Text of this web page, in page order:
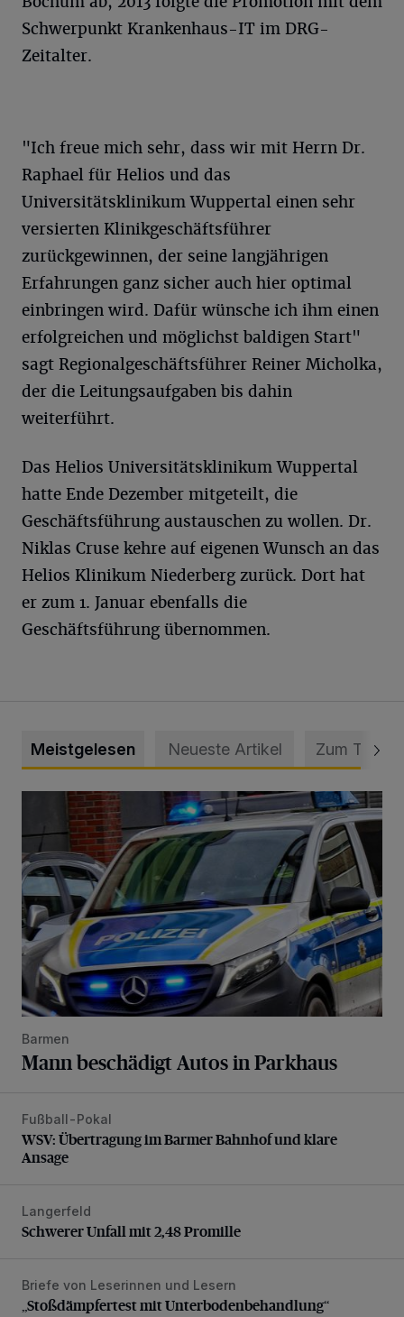
Schwerpunkt Krankenhaus-IT im DRG-
Zeitalter.
"Ich freue mich sehr, dass wir mit Herrn Dr.
Raphael für Helios und das
Universitätsklinikum Wuppertal einen sehr
versierten Klinikgeschäftsführer
zurückgewinnen, der seine langjährigen
Erfahrungen ganz sicher auch hier optimal
einbringen wird. Dafür wünsche ich ihm einen
erfolgreichen und möglichst baldigen Start"
sagt Regionalgeschäftsführer Reiner Micholka,
der die Leitungsaufgaben bis dahin
weiterführt.
Das Helios Universitätsklinikum Wuppertal
hatte Ende Dezember mitgeteilt, die
Geschäftsführung austauschen zu wollen. Dr.
Niklas Cruse kehre auf eigenen Wunsch an das
Helios Klinikum Niederberg zurück. Dort hat
er zum 1. Januar ebenfalls die
Geschäftsführung übernommen.
Meistgelesen Neueste Artikel Zum Thema
Mann beschädigt Autos in Parkhaus
Barmen
Mann beschädigt Autos in Parkhaus
WSV: Übertragung im Barmer Bahnhof und klare Ansage
Fußball-Pokal
WSV: Übertragung im Barmer Bahnhof und klare
Ansage
Schwerer Unfall mit 2,48 Promille
Langerfeld
Schwerer Unfall mit 2,48 Promille
„Stoßdämpfertest mit Unterbodenbehandlung“
Briefe von Leserinnen und Lesern
„Stoßdämpfertest mit Unterbodenbehandlung“